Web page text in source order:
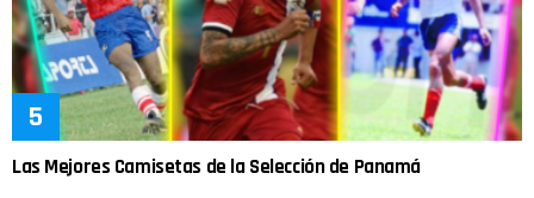
Las Mejores Camisetas de la Selección de Panamá